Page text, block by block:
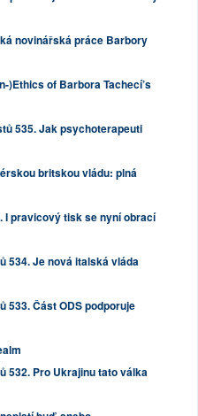
novinářská práce Barbory
)Ethics of Barbora Tachecí’s
535. Jak psychoterapeuti
britskou vládu: plná
I pravicový tisk se nyní obrací
534. Je nová italská vláda
533. Část ODS podporuje
532. Pro Ukrajinu tato válka